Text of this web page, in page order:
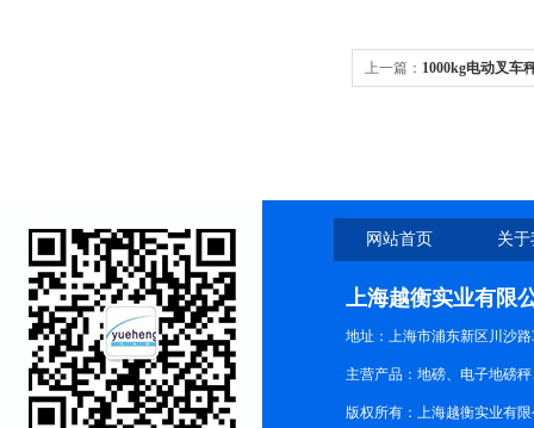
上一篇： 1000kg电动叉车
网站首页 关
上海越衡实业有限
地址：上海市浦东新区川沙路
主营产品：地磅、电子地磅
版权所有：上海越衡实业有